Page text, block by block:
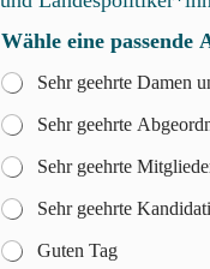
Wähle eine passende
Sehr geehrte Damen
Sehr geehrte
Sehr geehrte
Sehr geehrte
Guten Tag